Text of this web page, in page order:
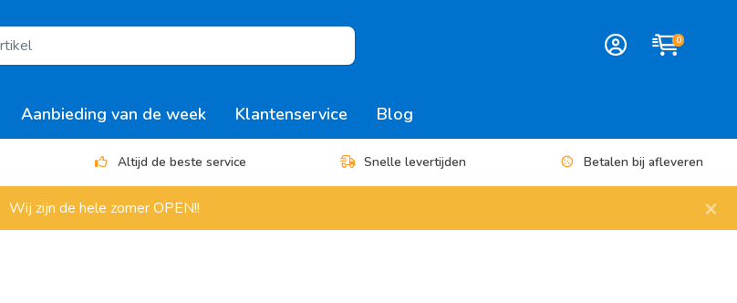
0
Aanbieding van de week Klantenservice Blog
Altijd de beste service Snelle levertijden Betalen bij afleveren
Wij zijn de hele zomer OPEN!! ×